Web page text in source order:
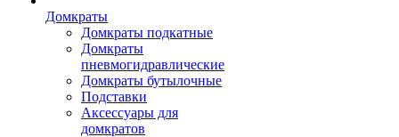
Домкраты
Домкраты подкатные
Домкраты
пневмогидравлические
Домкраты бутылочные
Подставки
Аксессуары для
домкратов